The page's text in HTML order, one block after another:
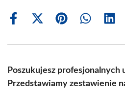
Share
Share
(Twitter)
Share Share
Poszukujesz profesjonalnych
Przedstawiamy zestawienie